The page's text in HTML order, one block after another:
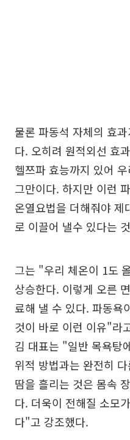
물론 파동석 자체의 효
다. 오히려 원적외선 효
헬쯔파 효능까지 있어
그만이다. 하지만 이런
온열요법을 더해줘야 제
로 이끌어 낼수 있다는
그는 "우리 체온이 1도
상승한다. 이렇게 오른
료해 낼 수 있다. 파동욕
것이 바로 이런 이유"라
김 대표는 "일반 목욕탕
위적 방법과는 완전히
땀을 흘리는 것은 몸속
다. 더욱이 전해질 소모
다"고 강조했다.